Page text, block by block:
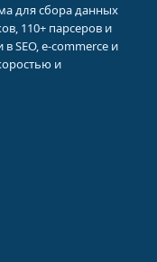
для сбора данных
110+ парсеров и
SEO, e-commerce и
и